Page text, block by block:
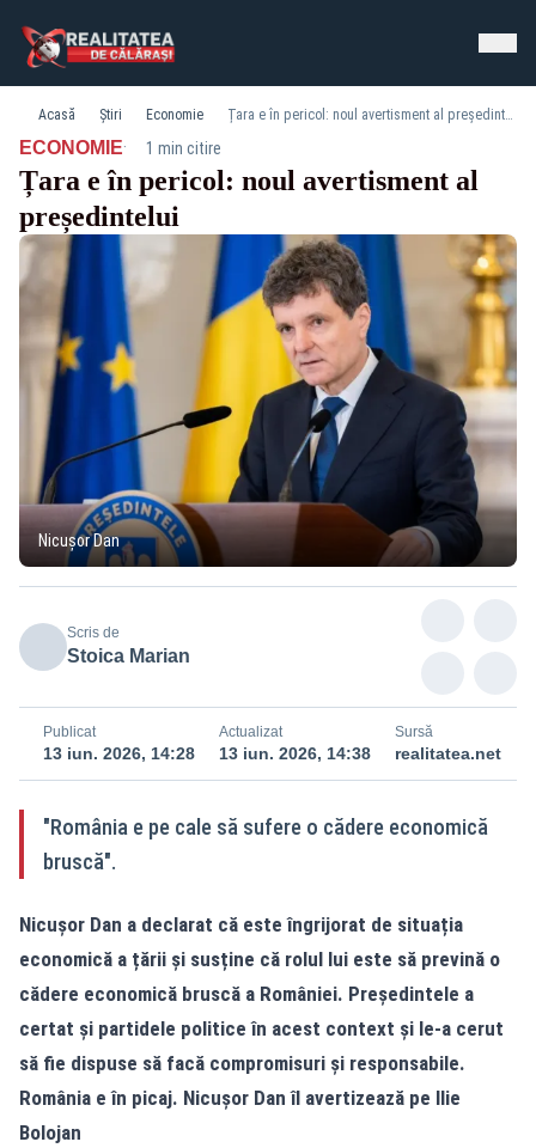
Acasă Știri Economie Țara e în pericol: noul avertisment al președintelui
ECONOMIE· 1 min citire
Țara e în pericol: noul avertisment al
președintelui
Nicușor Dan
Scris de
Stoica Marian
Publicat
13 iun. 2026, 14:28
Actualizat
13 iun. 2026, 14:38
Sursă
realitatea.net
"România e pe cale să sufere o cădere economică
bruscă".
Nicușor Dan a declarat că este îngrijorat de situația
economică a țării și susține că rolul lui este să prevină o
cădere economică bruscă a României. Președintele a
certat și partidele politice în acest context și le-a cerut
să fie dispuse să facă compromisuri și responsabile.
România e în picaj. Nicușor Dan îl avertizează pe Ilie
Bolojan